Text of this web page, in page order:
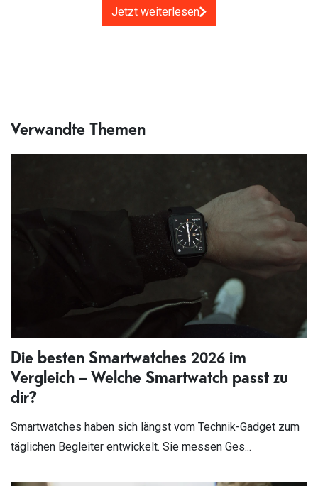
Jetzt weiterlesen
Verwandte Themen
Die besten Smartwatches 2026 im
Vergleich – Welche Smartwatch passt zu
dir?
Smartwatches haben sich längst vom Technik-Gadget zum
täglichen Begleiter entwickelt. Sie messen Ges...